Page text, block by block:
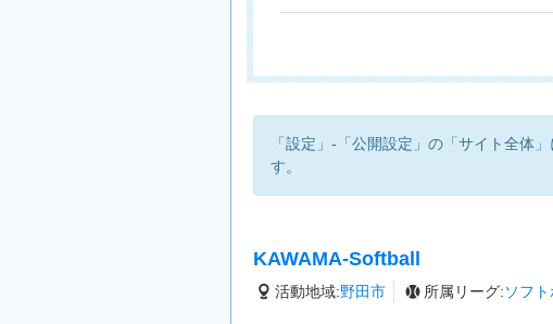
「設定」-「公開設定」の「サイト全体
す。
KAWAMA-Softball
活動地域:野田市 所属リーグ:ソフ